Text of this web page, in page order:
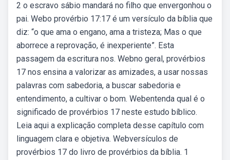
2 o escravo sábio mandará no filho que envergonhou o
pai. Webo provérbio 17:17 é um versículo da bíblia que
diz: “o que ama o engano, ama a tristeza; Mas o que
aborrece a reprovação, é inexperiente”. Esta
passagem da escritura nos. Webno geral, provérbios
17 nos ensina a valorizar as amizades, a usar nossas
palavras com sabedoria, a buscar sabedoria e
entendimento, a cultivar o bom. Webentenda qual é o
significado de provérbios 17 neste estudo bíblico.
Leia aqui a explicação completa desse capítulo com
linguagem clara e objetiva. Webversículos de
provérbios 17 do livro de provérbios da bíblia. 1